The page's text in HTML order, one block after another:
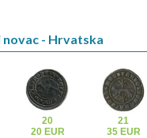
- Hrvatska
20
20 EUR
21
35 EUR